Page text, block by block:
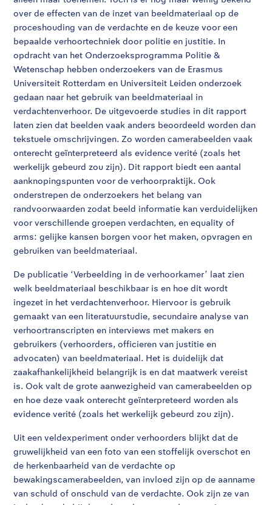
over de effecten van de inzet van beeldmateriaal op de
proceshouding van de verdachte en de keuze voor een
bepaalde verhoortechniek door politie en justitie. In
opdracht van het Onderzoeksprogramma Politie &
Wetenschap hebben onderzoekers van de Erasmus
Universiteit Rotterdam en Universiteit Leiden onderzoek
gedaan naar het gebruik van beeldmateriaal in
verdachtenverhoor. De uitgevoerde studies in dit rapport
laten zien dat beelden vaak anders beoordeeld worden dan
tekstuele omschrijvingen. Zo worden camerabeelden vaak
onterecht geïnterpreteerd als evidence verité (zoals het
werkelijk gebeurd zou zijn). Dit rapport biedt een aantal
aanknopingspunten voor de verhoorpraktijk. Ook
onderstrepen de onderzoekers het belang van
randvoorwaarden zodat beeld informatie kan verduidelijken
voor verschillende groepen verdachten, en equality of
arms: gelijke kansen borgen voor het maken, opvragen en
gebruiken van beeldmateriaal.
De publicatie ‘Verbeelding in de verhoorkamer’ laat zien
welk beeldmateriaal beschikbaar is en hoe dit wordt
ingezet in het verdachtenverhoor. Hiervoor is gebruik
gemaakt van een literatuurstudie, secundaire analyse van
verhoortranscripten en interviews met makers en
gebruikers (verhoorders, officieren van justitie en
advocaten) van beeldmateriaal. Het is duidelijk dat
zaakafhankelijkheid belangrijk is en dat maatwerk vereist
is. Ook valt de grote aanwezigheid van camerabeelden op
en hoe deze vaak onterecht geïnterpreteerd worden als
evidence verité (zoals het werkelijk gebeurd zou zijn).
Uit een veldexperiment onder verhoorders blijkt dat de
gruwelijkheid van een foto van een stoffelijk overschot en
de herkenbaarheid van de verdachte op
bewakingscamerabeelden, van invloed zijn op de aanname
van schuld of onschuld van de verdachte. Ook zijn ze van